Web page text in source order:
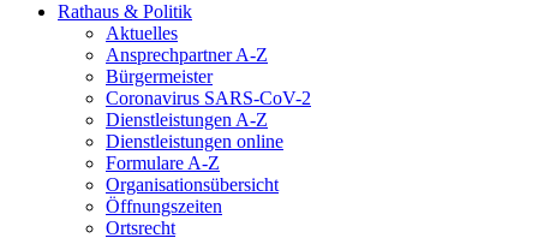
Rathaus & Politik
Aktuelles
Ansprechpartner A-Z
Bürgermeister
Coronavirus SARS-CoV-2
Dienstleistungen A-Z
Dienstleistungen online
Formulare A-Z
Organisationsübersicht
Öffnungszeiten
Ortsrecht